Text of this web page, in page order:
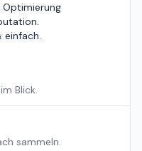
Optimierung
einfach.
Blick.
sammeln.